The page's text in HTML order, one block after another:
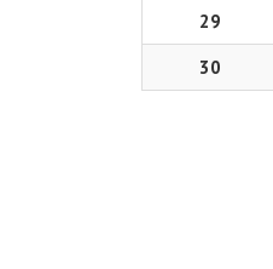
29
30